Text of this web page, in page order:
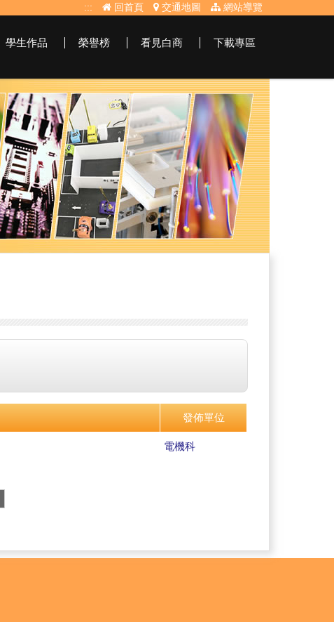
::: 回首頁 交通地圖 網站導覽
學生作品 榮譽榜 看見白商 下載專區
發佈單位
電機科